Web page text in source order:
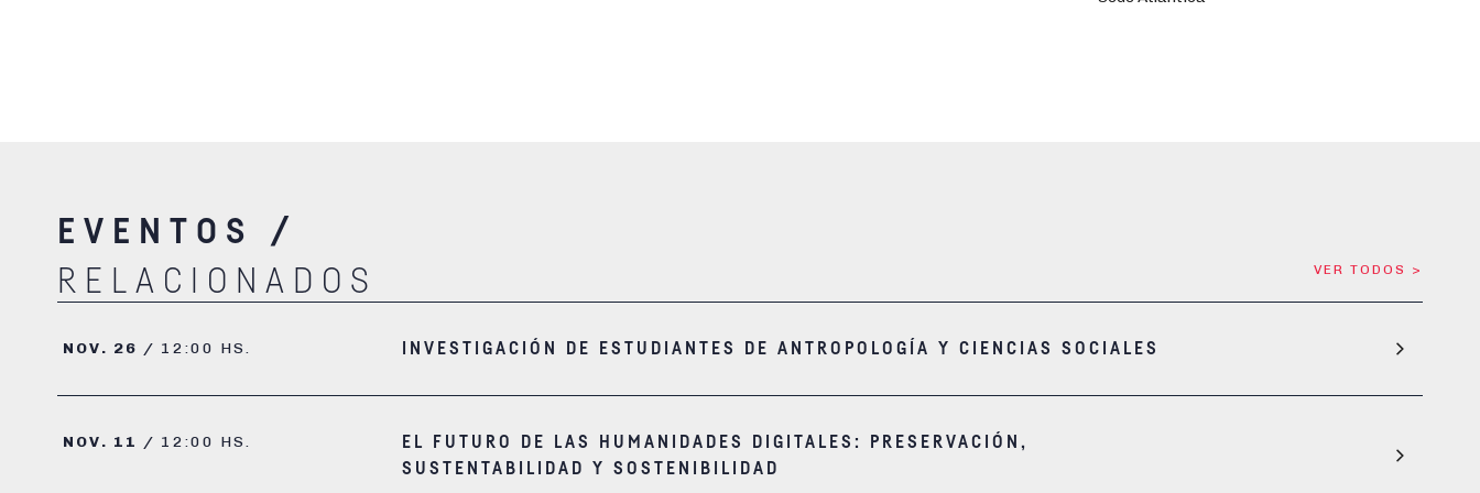
EVENTOS /
RELACIONADOS
VER TODOS >
NOV. 26 / 12:00 HS. INVESTIGACIÓN DE ESTUDIANTES DE ANTROPOLOGÍA Y CIENCIAS SOCIALES
NOV. 11 / 12:00 HS.
EL FUTURO DE LAS HUMANIDADES DIGITALES: PRESERVACIÓN,
SUSTENTABILIDAD Y SOSTENIBILIDAD